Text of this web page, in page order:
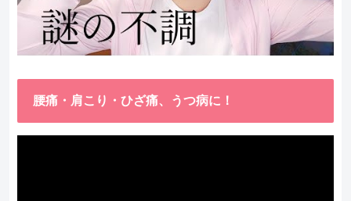
腰痛・肩こり・ひざ痛、うつ病に！